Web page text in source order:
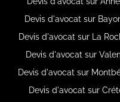
Devis d'avocat sur
Devis d'avocat sur La
Devis d'avocat sur
Devis d'avocat sur
Devis d'avocat sur